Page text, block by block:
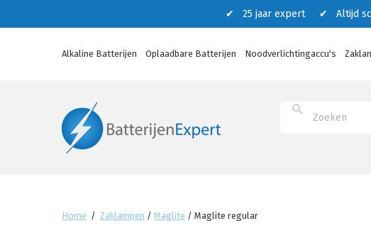
✔ 25 jaar expert ✔ Altijd
Alkaline Batterijen Oplaadbare Batterijen Noodverlichtingaccu's
Home / Zaklampen / Maglite / Maglite regular